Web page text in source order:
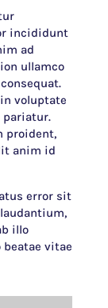
incididunt
ad
ullamco
voluptate
pariatur.
proident,
anim id
error sit
illo
vitae